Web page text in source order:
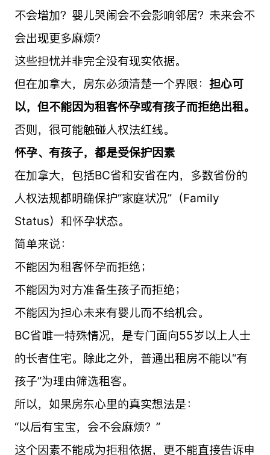
不会增加？婴儿哭闹会不会影响邻居？未来会不
会出现更多麻烦？
这些担忧并非完全没有现实依据。
但在加拿大，房东必须清楚一个界限： 担心可
以，但不能因为租客怀孕或有孩子而拒绝出租。
否则，很可能触碰人权法红线。
怀孕、有孩子，都是受保护因素
在加拿大，包括BC省和安省在内，多数省份的
人权法规都明确保护“家庭状况”（Family
Status）和怀孕状态。
简单来说：
不能因为租客怀孕而拒绝；
不能因为对方准备生孩子而拒绝；
不能因为担心未来有婴儿而不给机会。
BC省唯一特殊情况，是专门面向55岁以上人士
的长者住宅。除此之外，普通出租房不能以“有
孩子”为理由筛选租客。
所以，如果房东心里的真实想法是：
“以后有宝宝，会不会麻烦？”
这个因素不能成为拒租依据，更不能直接告诉申